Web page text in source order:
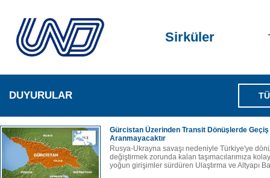
Sirküler
DUYURULAR
Gürcistan Üzerinden Transit Dönüşlerde
Aranmayacaktır
Rusya-Ukrayna savaşı nedeniyle Türkiye'ye
değiştirmek zorunda kalan taşımacılarımıza
yoğun girişimler sürdüren Ulaştırma ve Altyapı